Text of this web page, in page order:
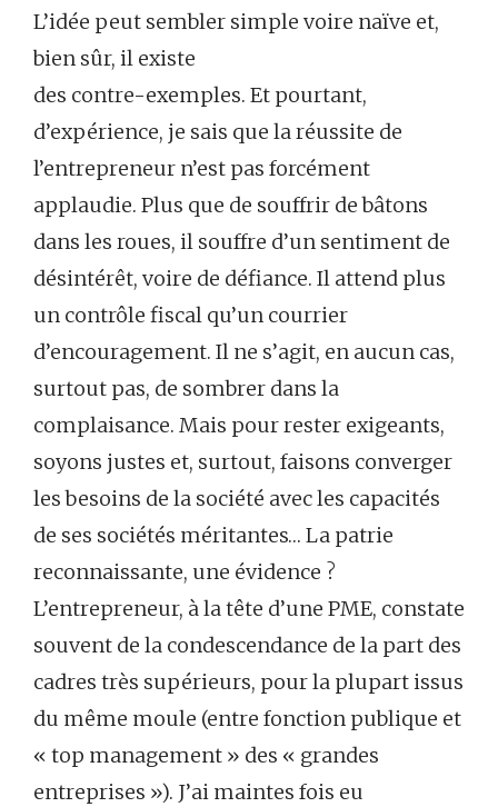
L’idée peut sembler simple voire naïve et,
bien sûr, il existe
des contre-exemples. Et pourtant,
d’expérience, je sais que la réussite de
l’entrepreneur n’est pas forcément
applaudie. Plus que de souffrir de bâtons
dans les roues, il souffre d’un sentiment de
désintérêt, voire de défiance. Il attend plus
un contrôle fiscal qu’un courrier
d’encouragement. Il ne s’agit, en aucun cas,
surtout pas, de sombrer dans la
complaisance. Mais pour rester exigeants,
soyons justes et, surtout, faisons converger
les besoins de la société avec les capacités
de ses sociétés méritantes… La patrie
reconnaissante, une évidence ?
L’entrepreneur, à la tête d’une PME, constate
souvent de la condescendance de la part des
cadres très supérieurs, pour la plupart issus
du même moule (entre fonction publique et
« top management » des « grandes
entreprises »). J’ai maintes fois eu